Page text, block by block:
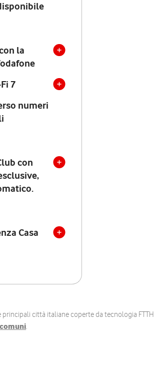
la
7
numeri
con
Casa
città italiane coperte da tecnologia FTTH
.